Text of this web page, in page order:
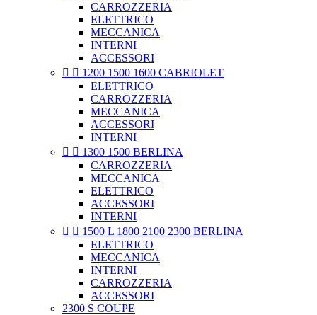
CARROZZERIA
ELETTRICO
MECCANICA
INTERNI
ACCESSORI
  1200 1500 1600 CABRIOLET
ELETTRICO
CARROZZERIA
MECCANICA
ACCESSORI
INTERNI
  1300 1500 BERLINA
CARROZZERIA
MECCANICA
ELETTRICO
ACCESSORI
INTERNI
  1500 L 1800 2100 2300 BERLINA
ELETTRICO
MECCANICA
INTERNI
CARROZZERIA
ACCESSORI
2300 S COUPE